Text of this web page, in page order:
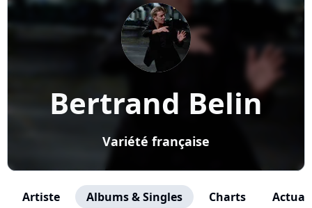
Bertrand Belin
Variété française
Artiste Albums & Singles Charts